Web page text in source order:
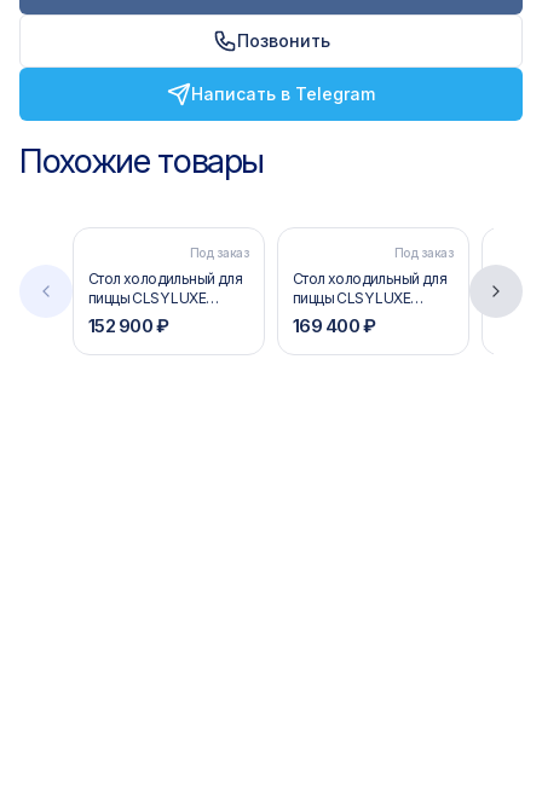
Позвонить
Написать в Telegram
Похожие товары
Под заказ
Стол холодильный для
пиццы CLSY LUXE
Saladetta 1,485
152 900 ₽
Под заказ
Стол холодильный для
пиццы CLSY LUXE
Saladetta 1,970
169 400 ₽
Стол
пиццы
150
147